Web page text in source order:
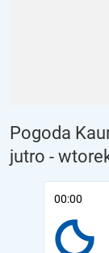
Pogoda
jutro -
00:00